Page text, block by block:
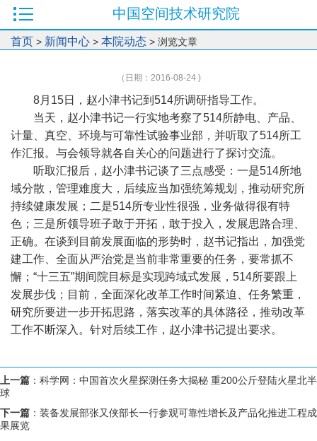
中国空间技术研究院
首页 > 新闻中心 > 本院动态 > 浏览文章
（日期：2016-08-24 )
8月15日，赵小津书记到514所调研指导工作。
当天，赵小津书记一行实地考察了514所静电、产品、
计量、真空、环境与可靠性试验事业部，并听取了514所工
作汇报。与会领导就各自关心的问题进行了探讨交流。
听取汇报后，赵小津书记谈了三点感受：一是514所地
域分散，管理难度大，后续应当加强统筹规划，推动研究所
持续健康发展；二是514所专业性很强，业务做得很有特
色；三是所领导班子敢于开拓，敢于投入，发展思路合理、
正确。在谈到目前发展面临的形势时，赵书记指出，加强党
建工作、全面从严治党是当前非常重要的任务，要常抓不
懈；“十三五”期间院目标是实现跨域式发展，514所要跟上
发展步伐；目前，全面深化改革工作时间紧迫、任务繁重，
研究所要进一步开拓思路，落实改革的具体路径，推动改革
工作不断深入。针对后续工作，赵小津书记提出要求。
上一篇 ： 科学网：中国首次火星探测任务大揭秘 重200公斤登陆火星北半
球
下一篇 ： 装备发展部张又侠部长一行参观可靠性增长及产品化推进工程成
果展览